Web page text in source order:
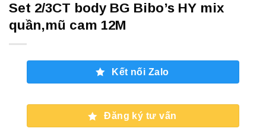
Set 2/3CT body BG Bibo’s HY mix
quần,mũ cam 12M
Kết nối Zalo
Đăng ký tư vấn